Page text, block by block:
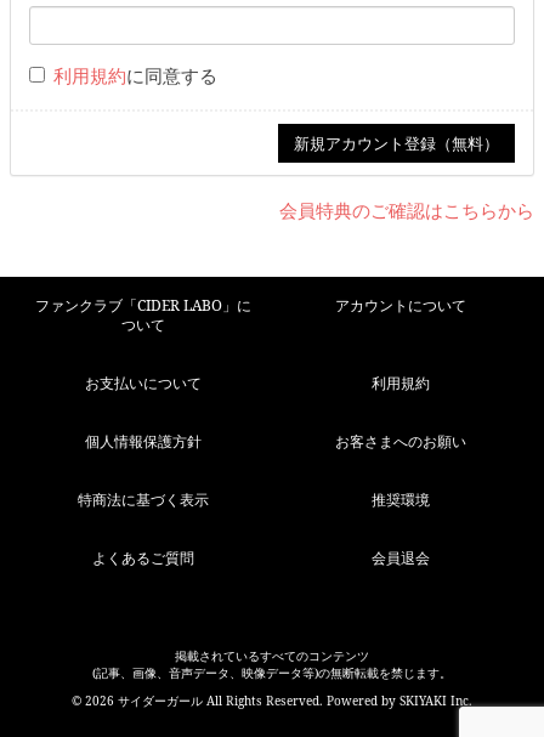
利用規約に同意する
会員特典のご確認はこちらから
ファンクラブ「CIDER LABO」に
ついて
アカウントについて
お支払いについて 利用規約
個人情報保護方針 お客さまへのお願い
特商法に基づく表示 推奨環境
よくあるご質問 会員退会
掲載されているすべてのコンテンツ
(記事、画像、音声データ、映像データ等)の無断転載を禁じます。
© 2026 サイダーガール All Rights Reserved. Powered by SKIYAKI Inc.